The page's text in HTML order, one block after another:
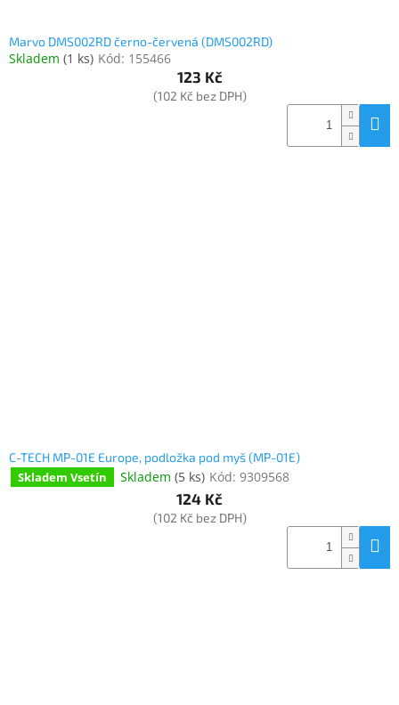
Marvo DMS002RD černo-červená (DMS002RD)
Skladem (1 ks) Kód: 155466
123 Kč
(102 Kč bez DPH)
C-TECH MP-01E Europe, podložka pod myš (MP-01E)
Skladem Vsetín Skladem (5 ks) Kód: 9309568
124 Kč
(102 Kč bez DPH)